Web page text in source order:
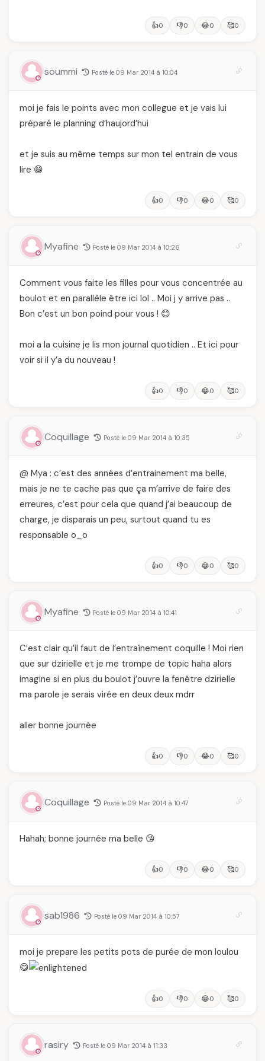
👍0 👎0 😂0 🥰0
soummi Posté le 09 Mar 2014 à 10:04
moi je fais le points avec mon collegue et je vais lui
préparé le planning d’haujord’hui
et je suis au même temps sur mon tel entrain de vous
lire 😁
👍0 👎0 😂0 🥰0
Myafine Posté le 09 Mar 2014 à 10:26
Comment vous faite les filles pour vous concentrée au
boulot et en parallèle être ici lol .. Moi j y arrive pas ..
Bon c’est un bon poind pour vous ! 😊
moi a la cuisine je lis mon journal quotidien .. Et ici pour
voir si il y’a du nouveau !
👍0 👎0 😂0 🥰0
Coquillage Posté le 09 Mar 2014 à 10:35
@ Mya : c’est des années d’entrainement ma belle,
mais je ne te cache pas que ça m’arrive de faire des
erreures, c’est pour cela que quand j’ai beaucoup de
charge, je disparais un peu, surtout quand tu es
responsable o_o
👍0 👎0 😂0 🥰0
Myafine Posté le 09 Mar 2014 à 10:41
C’est clair qu’il faut de l’entraînement coquille ! Moi rien
que sur dzirielle et je me trompe de topic haha alors
imagine si en plus du boulot j’ouvre la fenêtre dzirielle
ma parole je serais virée en deux deux mdrr
aller bonne journée
👍0 👎0 😂0 🥰0
Coquillage Posté le 09 Mar 2014 à 10:47
Hahah; bonne journée ma belle 😘
👍0 👎0 😂0 🥰0
sab1986 Posté le 09 Mar 2014 à 10:57
moi je prepare les petits pots de purée de mon loulou
😋
👍0 👎0 😂0 🥰0
rasiry Posté le 09 Mar 2014 à 11:33